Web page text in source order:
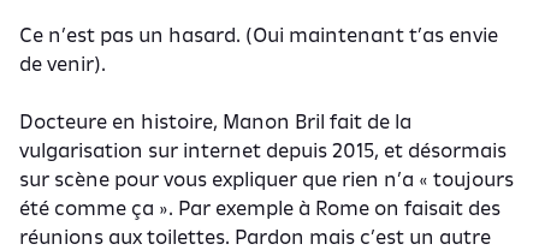
Ce n’est pas un hasard. (Oui maintenant t’as envie
de venir).
Docteure en histoire, Manon Bril fait de la
vulgarisation sur internet depuis 2015, et désormais
sur scène pour vous expliquer que rien n’a « toujours
été comme ça ». Par exemple à Rome on faisait des
réunions aux toilettes. Pardon mais c’est un autre